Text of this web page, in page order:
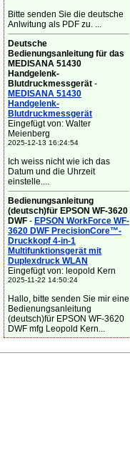
Bitte senden Sie die deutsche
Anlwitung als PDF zu. ...
Deutsche
Bedienungsanleitung für das
MEDISANA 51430
Handgelenk-
Blutdruckmessgerät -
MEDISANA 51430
Handgelenk-
Blutdruckmessgerät
Eingefügt von: Walter
Meienberg
2025-12-13 16:24:54
Ich weiss nicht wie ich das
Datum und die Uhrzeit
einstelle....
Bedienungsanleitung
(deutsch)für EPSON WF-3620
DWF - EPSON WorkForce WF-
3620 DWF PrecisionCore™-
Druckkopf 4-in-1
Multifunktionsgerät mit
Duplexdruck WLAN
Eingefügt von: leopold Kern
2025-11-22 14:50:24
Hallo, bitte senden Sie mir eine
Bedienungsanleitung
(deutsch)für EPSON WF-3620
DWF mfg Leopold Kern...